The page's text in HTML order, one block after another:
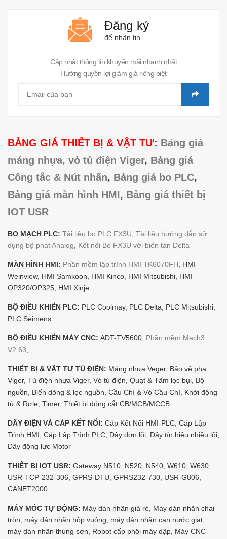
Đăng ký
để nhận tin
Cập nhật thông tin khuyến mãi nhanh nhất
Hưởng quyền lợi giảm giá riêng biệt
BẢNG GIÁ THIẾT BỊ & VẬT TƯ: Bảng giá
máng nhựa, vỏ tủ điện Viger, Bảng giá
Công tắc & Nút nhấn, Bảng giá bo PLC,
Bảng giá màn hình HMI, Bảng giá thiết bị
IOT USR
BO MẠCH PLC: Tài liệu bo PLC FX3U Tài liệu hướng dẫn sử
dụng bộ phát Analog
Kết nối Bo FX3U với biến tàn Delta
MÀN HÌNH HMI: Phần mềm lập trình HMI TK6070FH , HMI
Weinview, HMI Samkoon, HMI Kinco, HMI Mitsubishi, HMI
OP320/OP325, HMI Xinje
BỘ ĐIỀU KHIỂN PLC: PLC Coolmay, PLC Delta, PLC Mitsubishi,
PLC Seimens
BỘ ĐIỀU KHIỂN MÁY CNC: ADT-TV5600, Phần mềm Mach3
V2.63
THIẾT BỊ & VẬT TƯ TỦ ĐIỆN: Máng nhựa Veger, Bảo vệ pha
Viger, Tủ điện nhựa Viger, Vỏ tủ điện, Quạt & Tấm lọc bụi, Bộ
nguồn, Biến dòng & lọc nguồn, Cầu Chì & Vỏ Cầu Chì, Khởi động
từ & Rơle, Timer, Thiết bị đóng cắt CB/MCB/MCCB
DÂY ĐIỆN VÀ CÁP KẾT NỐI: Cáp Kết Nối HMI-PLC, Cáp Lập
Trình HMI, Cáp Lập Trình PLC, Dây đơn lõi, Dây tín hiệu nhiều lõi,
Dây động lực Motor
THIẾT BỊ IOT USR: Gateway N510, N520, N540, W610, W630,
USR-TCP-232-306, GPRS-DTU, GPRS232-730, USR-G806,
CANET2000
MÁY MÓC TỰ ĐỘNG: Máy dán nhãn giá rẻ, Máy dán nhãn chai
tròn, máy dán nhãn hộp vuông, máy dán nhãn can nước giạt,
máy dán nhãn thùng sơn, Robot cấp phôi máy dập, Máy CNC